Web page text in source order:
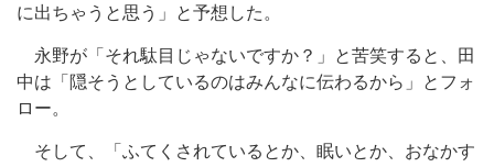
に出ちゃうと思う」と予想した。
永野が「それ駄目じゃないですか？」と苦笑すると、田
中は「隠そうとしているのはみんなに伝わるから」とフォ
ロー。
そして、「ふてくされているとか、眠いとか、おなかす